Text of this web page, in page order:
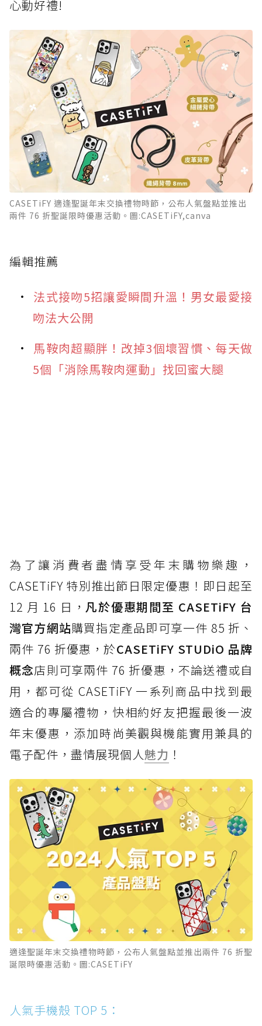
心動好禮!
CASETiFY 適逢聖誕年末交換禮物時節，公布人氣盤點並推出
兩件 76 折聖誕限時優惠活動。圖:CASETiFY,canva
編輯推薦
法式接吻5招讓愛瞬間升溫！男女最愛接
吻法大公開
馬鞍肉超顯胖！改掉3個壞習慣、每天做
5個「消除馬鞍肉運動」找回蜜大腿
為了讓消費者盡情享受年末購物樂趣，
CASETiFY 特別推出節日限定優惠！即日起至
12 月 16 日， 凡於優惠期間至 CASETiFY 台
灣官方網站購買指定產品即可享一件 85 折、
兩件 76 折優惠，於CASETiFY STUDiO 品牌
概念店則可享兩件 76 折優惠，不論送禮或自
用，都可從 CASETiFY 一系列商品中找到最
適合的專屬禮物，快相約好友把握最後一波
年末優惠，添加時尚美觀與機能實用兼具的
電子配件，盡情展現個人魅力 ！
適逢聖誕年末交換禮物時節，公布人氣盤點並推出兩件 76 折聖
誕限時優惠活動。圖:CASETiFY
人氣手機殼 TOP 5：